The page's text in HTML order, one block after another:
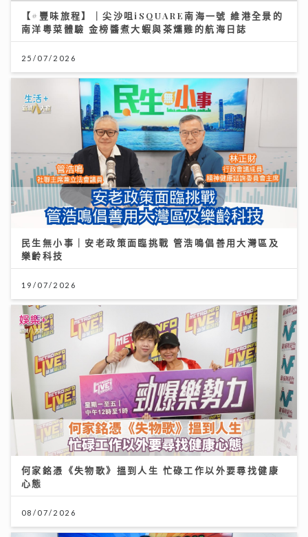
【#豐味旅程】｜尖沙咀iSQUARE南海一號 維港全景的
南洋粵菜體驗 金榜醬煮大蝦與茶燻雞的航海日誌
25/07/2026
民生無小事｜安老政策面臨挑戰 管浩鳴倡善用大灣區及
樂齡科技
19/07/2026
何家銘憑《失物歌》搵到人生 忙碌工作以外要尋找健康
心態
08/07/2026